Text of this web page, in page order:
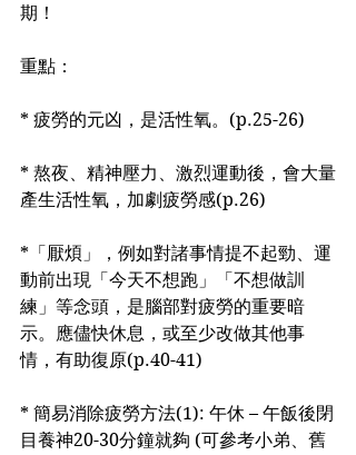
期！
重點：
* 疲勞的元凶，是活性氧。(p.25-26)
* 熬夜、精神壓力、激烈運動後，會大量
產生活性氧，加劇疲勞感(p.26)
*「厭煩」，例如對諸事情提不起勁、運
動前出現「今天不想跑」「不想做訓
練」等念頭，是腦部對疲勞的重要暗
示。應儘快休息，或至少改做其他事
情，有助復原(p.40-41)
* 簡易消除疲勞方法(1): 午休 – 午飯後閉
目養神20-30分鐘就夠 (可參考小弟、舊